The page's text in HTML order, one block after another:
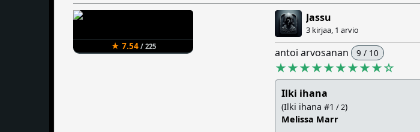
★ 7.54/ 225
Jassu
3 kirjaa, 1 arvio
antoi arvosanan 9 / 10
★★★★★★★★★☆
Ilki ihana
(Ilki ihana #1 / 2)
Melissa Marr